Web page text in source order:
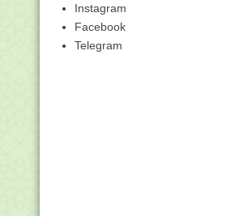
Download Buku Panduan
Versi Terbaru (Ver...
Daftar Calon PPS yang Lulus
Instagram
Facebook
Telegram